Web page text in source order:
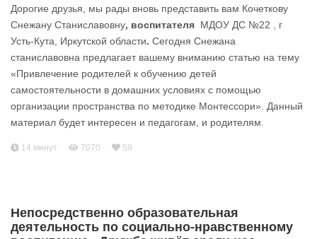
Дорогие друзья, мы рады вновь представить вам Кочеткову
Снежану Станиславовну, воспитателя МДОУ ДС №22 , г
Усть-Кута, Иркутской области. Сегодня Снежана
станиславовна предлагает вашему вниманию статью на тему
«Привлечение родителей к обучению детей
самостоятельности в домашних условиях с помощью
организации пространства по методике Монтессори». Данный
материал будет интересен и педагогам, и родителям.
14 минут 7070 59
Непосредственно образовательная
деятельность по социально-нравственному